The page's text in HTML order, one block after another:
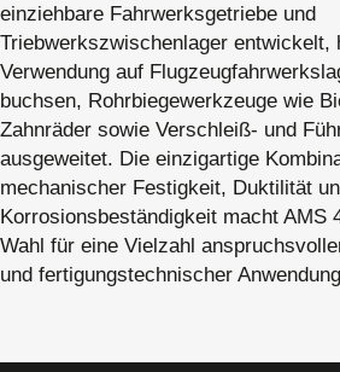
einziehbare Fahrwerksgetriebe und
Triebwerkszwischenlager entwickelt,
Verwendung auf
buchsen, Rohrbiegewerkzeuge wie
Zahnräder sowie Verschleiß- und
ausgeweitet. Die einzigartige
mechanischer Festigkeit, Duktilität
Korrosionsbeständigkeit macht AMS
Wahl für eine Vielzahl
und fertigungstechnischer